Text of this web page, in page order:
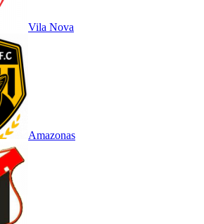
Vila Nova
Amazonas